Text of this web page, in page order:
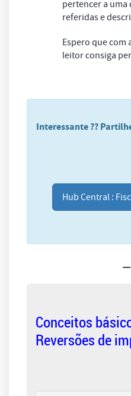
pertencer a uma
referidas e
Espero que com
leitor consiga
Interessante ??
Hub Central :
Conceitos
Reversões de